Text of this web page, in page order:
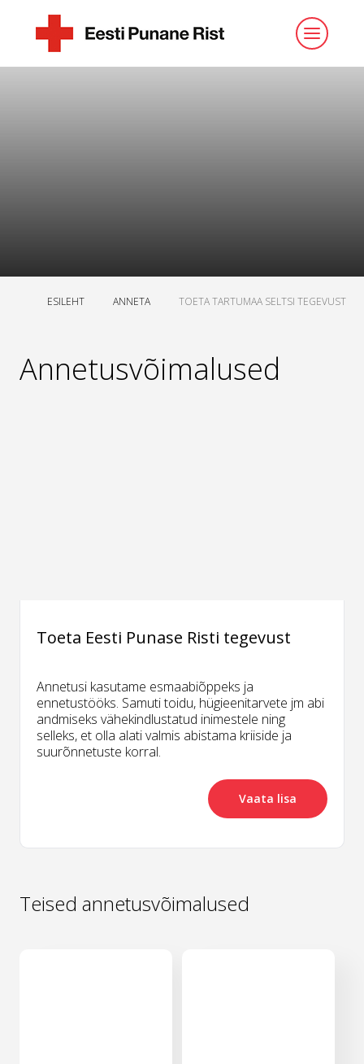
ESILEHT ANNETA TOETA TARTUMAA SELTSI TEGEVUST
Annetusvõimalused
Toeta Eesti Punase Risti tegevust
Annetusi kasutame esmaabiõppeks ja
ennetustööks. Samuti toidu, hügieenitarvete jm abi
andmiseks vähekindlustatud inimestele ning
selleks, et olla alati valmis abistama kriiside ja
suurõnnetuste korral.
Vaata lisa
Teised annetusvõimalused